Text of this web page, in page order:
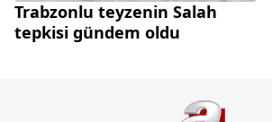
Trabzonlu teyzenin Salah
tepkisi gündem oldu